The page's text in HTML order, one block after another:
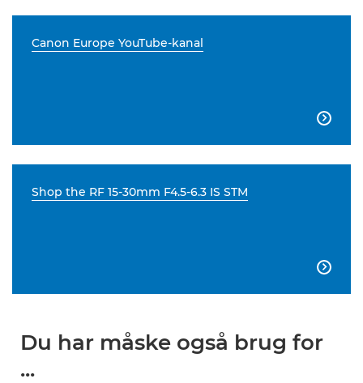
Canon Europe YouTube-kanal

Shop the RF 15-30mm F4.5-6.3 IS STM

Du har måske også brug for
...